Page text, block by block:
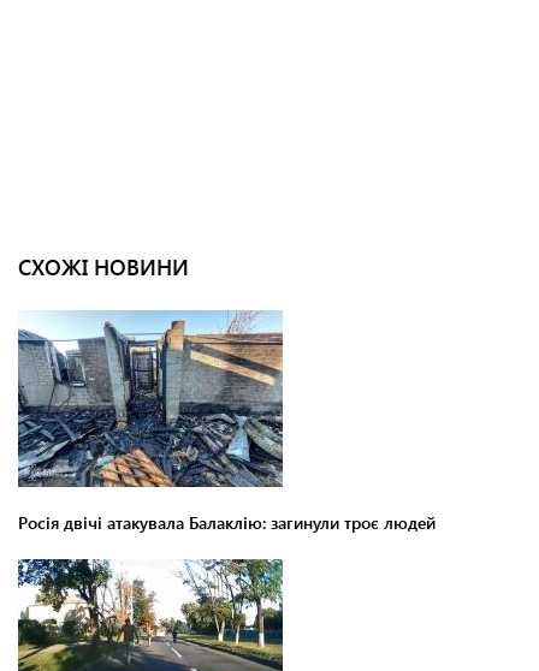
СХОЖІ НОВИНИ
Росія двічі атакувала Балаклію: загинули троє людей